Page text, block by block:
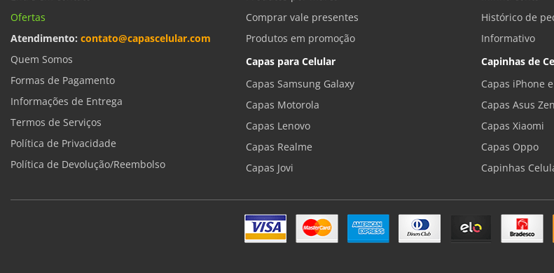
Ofertas
Atendimento: contato@capascelular.com
Quem Somos
Formas de Pagamento
Informações de Entrega
Termos de Serviços
Política de Privacidade
Política de Devolução/Reembolso
Comprar vale presentes
Produtos em promoção
Capas para Celular
Capas Samsung Galaxy
Capas Motorola
Capas Lenovo
Capas Realme
Capas Jovi
Histórico de
Informativo
Capinhas de
Capas iPhone
Capas Asus
Capas Xiaomi
Capas Oppo
Capinhas